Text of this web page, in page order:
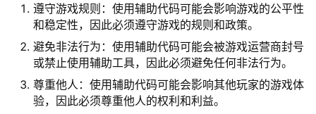
遵守游戏规则：使用辅助代码可能会影响游戏的公平性
和稳定性，因此必须遵守游戏的规则和政策。
避免非法行为：使用辅助代码可能会被游戏运营商封号
或禁止使用辅助工具，因此必须避免任何非法行为。
尊重他人：使用辅助代码可能会影响其他玩家的游戏体
验，因此必须尊重他人的权利和利益。